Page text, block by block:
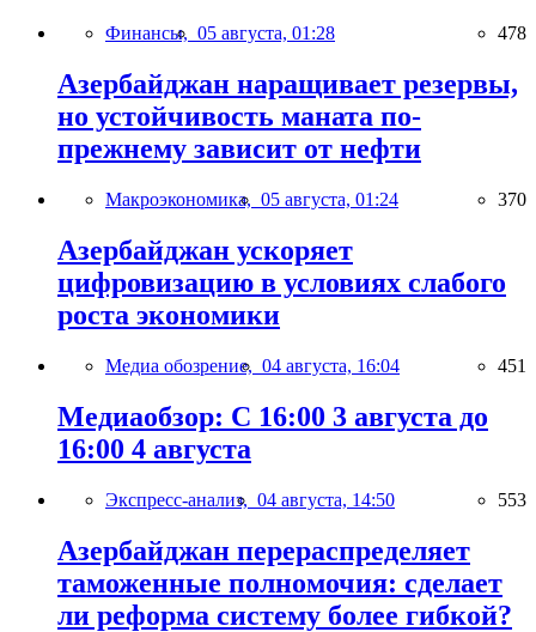
Финансы, 05 августа, 01:28 478
Азербайджан наращивает резервы,
но устойчивость маната по-
прежнему зависит от нефти
Макроэкономика, 05 августа, 01:24 370
Азербайджан ускоряет
цифровизацию в условиях слабого
роста экономики
Медиа обозрение, 04 августа, 16:04 451
Медиаобзор: С 16:00 3 августа до
16:00 4 августа
Экспресс-анализ, 04 августа, 14:50 553
Азербайджан перераспределяет
таможенные полномочия: сделает
ли реформа систему более гибкой?